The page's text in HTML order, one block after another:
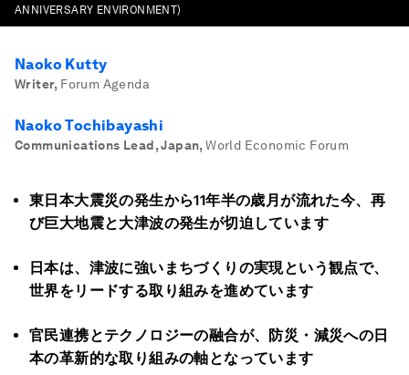
ANNIVERSARY ENVIRONMENT)
Naoko Kutty
Writer, Forum Agenda
Naoko Tochibayashi
Communications Lead, Japan, World Economic Forum
東日本大震災の発生から11年半の歳月が流れた今、再
び巨大地震と大津波の発生が切迫しています
日本は、津波に強いまちづくりの実現という観点で、
世界をリードする取り組みを進めています
官民連携とテクノロジーの融合が、防災・減災への日
本の革新的な取り組みの軸となっています